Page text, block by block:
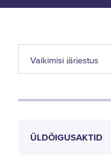
ÜLDÕIGUSAKTID